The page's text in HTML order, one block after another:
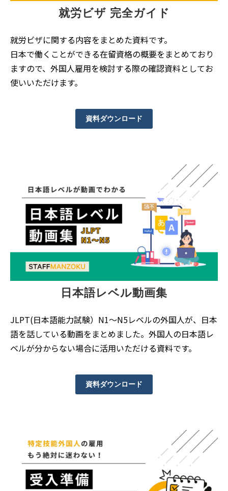
就労ビザ 完全ガイド
就労ビザに関する内容をまとめた資料です。
日本で働くことができる在留資格の概要をまとめており
ますので、外国人雇用を検討する際の確認資料としてお
使いいただけます。
資料ダウンロード
日本語レベル動画集
JLPT(日本語能力試験）N1～N5レベルの外国人が、日本
語を話している動画をまとめました。外国人の日本語レ
ベルが分からない場合に活用いただける資料です。
資料ダウンロード